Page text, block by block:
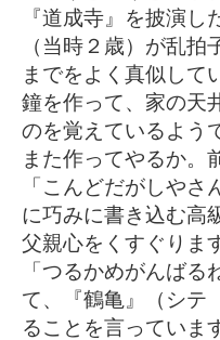
『道成寺』を披演
（当時２歳）が乱
までをよく真似して
鐘を作って、家の天
のを覚えているよう
また作ってやるか。
「こんどだがしや
に巧みに書き込む高
父親心をくすぐりま
「つるかめがんば
て、『鶴亀』（シ
ることを言っていま